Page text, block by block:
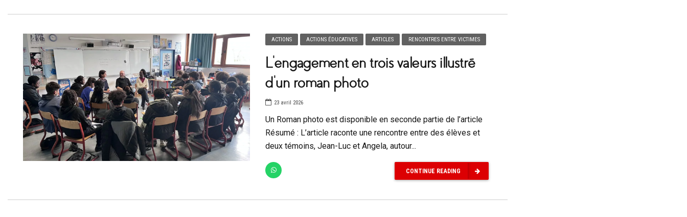
ACTIONS ACTIONS ÉDUCATIVES ARTICLES RENCONTRES ENTRE VICTIMES
L’engagement en trois valeurs illustré
d’un roman photo
23 avril 2026
Un Roman photo est disponible en seconde partie de l’article
Résumé : L’article raconte une rencontre entre des élèves et
deux témoins, Jean-Luc et Angela, autour...
CONTINUE READING